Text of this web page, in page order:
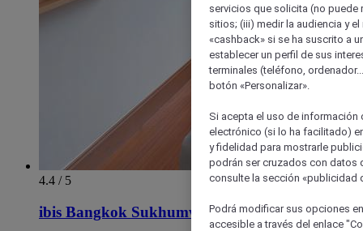
4.4 / 5
ibis Bangkok Sukhumvit 4
servicios que solicita (no puede
sitios; (iii) medir la audiencia y
«cashback» si se ha suscrito a
establecer un perfil de sus
terminales (teléfono,
botón «Personalizar».
Si acepta el uso de
electrónico (si lo ha facilitado)
y fidelidad para mostrarle
podrán ser cruzados con datos
consulte la sección «publicidad
Podrá modificar sus opciones
accesible a través del enlace